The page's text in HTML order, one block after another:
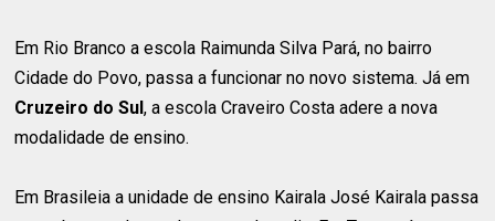
Em Rio Branco a escola Raimunda Silva Pará, no bairro
Cidade do Povo, passa a funcionar no novo sistema. Já em
Cruzeiro do Sul, a escola Craveiro Costa adere a nova
modalidade de ensino.
Em Brasileia a unidade de ensino Kairala José Kairala passa